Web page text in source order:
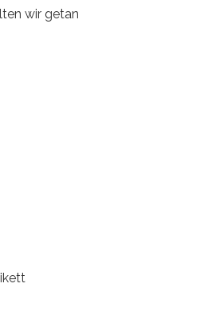
wir getan